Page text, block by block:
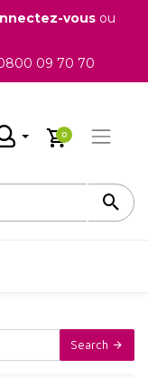
vousou
09 70 70
0
Search